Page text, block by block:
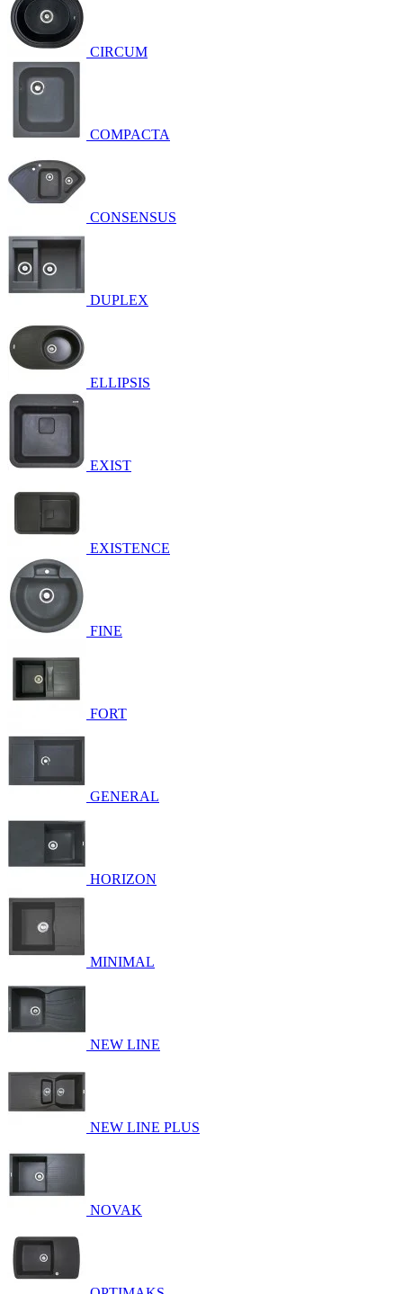
CIRCUM
COMPACTA
CONSENSUS
DUPLEX
ELLIPSIS
EXIST
EXISTENCE
FINE
FORT
GENERAL
HORIZON
MINIMAL
NEW LINE
NEW LINE PLUS
NOVAK